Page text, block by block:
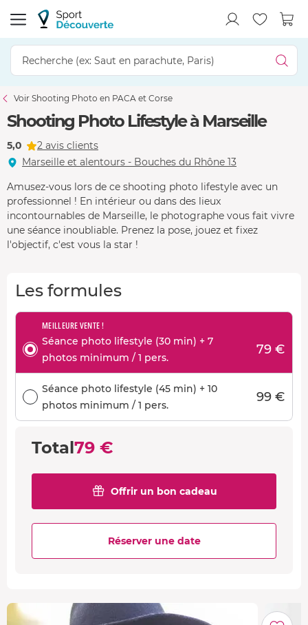
Voir Shooting Photo en PACA et Corse
Shooting Photo Lifestyle à Marseille
5,0
2 avis clients
Marseille et alentours - Bouches du Rhône 13
Amusez-vous lors de ce shooting photo lifestyle avec un
professionnel ! En intérieur ou dans des lieux
incontournables de Marseille, le photographe vous fait vivre
une séance inoubliable. Prenez la pose, jouez et fixez
l'objectif, c'est vous la star !
Les formules
MEILLEURE VENTE !
Séance photo lifestyle (30 min) + 7
photos minimum / 1 pers.
79 €
Séance photo lifestyle (45 min) + 10
photos minimum / 1 pers.
99 €
Total79 €
Offrir un bon cadeau
Réserver une date